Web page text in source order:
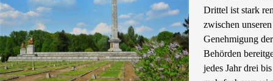
Drittel ist stark
zwischen
Genehmigung
Behörden
jedes Jahr drei